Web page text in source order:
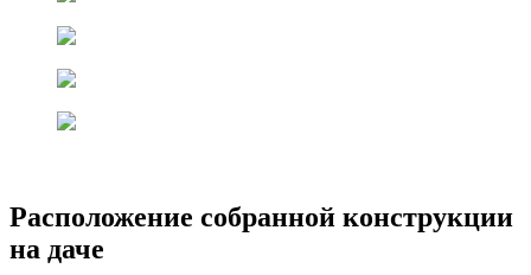
Расположение собранной конструкции
на даче